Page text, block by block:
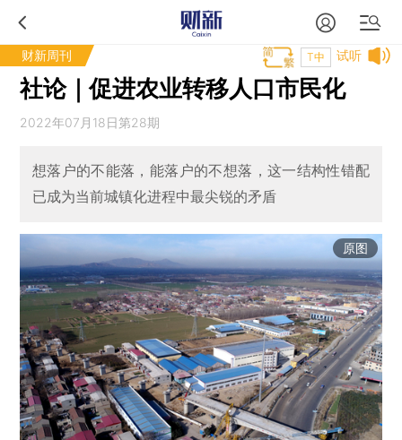
财新周刊 试听
T中
社论｜促进农业转移人口市民化
2022年07月18日第28期
想落户的不能落，能落户的不想落，这一结构性错配
已成为当前城镇化进程中最尖锐的矛盾
原图